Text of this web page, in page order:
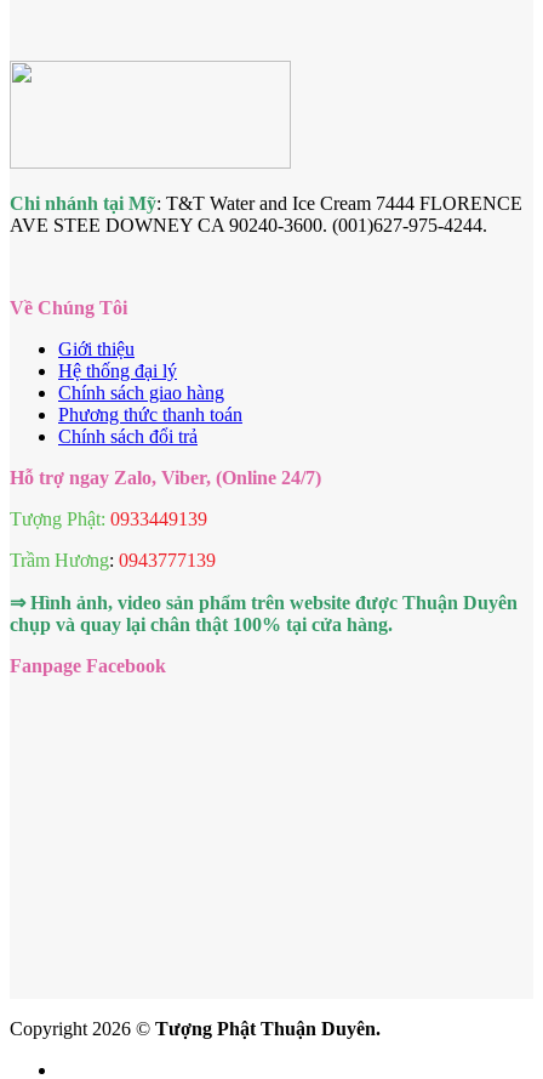
Chi nhánh tại Mỹ: T&T Water and Ice Cream 7444 FLORENCE
AVE STEE DOWNEY CA 90240-3600. (001)627-975-4244.
Về Chúng Tôi
Giới thiệu
Hệ thống đại lý
Chính sách giao hàng
Phương thức thanh toán
Chính sách đổi trả
Hỗ trợ ngay Zalo, Viber, (Online 24/7)
Tượng Phật: 0933449139
Trầm Hương: 0943777139
⇒ Hình ảnh, video sản phẩm trên website được Thuận Duyên
chụp và quay lại chân thật 100% tại cửa hàng.
Fanpage Facebook
Copyright 2026 © Tượng Phật Thuận Duyên.